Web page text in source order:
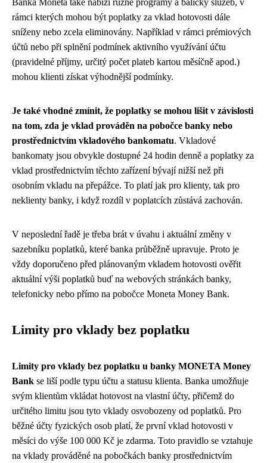
rámci kterých mohou být poplatky za vklad hotovosti dále
sníženy nebo zcela eliminovány. Například v rámci prémiových
účtů nebo při splnění podmínek aktivního využívání účtu
(pravidelné příjmy, určitý počet plateb kartou měsíčně apod.)
mohou klienti získat výhodnější podmínky.
Je také vhodné zmínit, že poplatky se mohou lišit v závislosti
na tom, zda je vklad prováděn na pobočce banky nebo
prostřednictvím vkladového bankomatu. Vkladové
bankomaty jsou obvykle dostupné 24 hodin denně a poplatky za
vklad prostřednictvím těchto zařízení bývají nižší než při
osobním vkladu na přepážce. To platí jak pro klienty, tak pro
neklienty banky, i když rozdíl v poplatcích zůstává zachován.
V neposlední řadě je třeba brát v úvahu i aktuální změny v
sazebníku poplatků, které banka průběžně upravuje. Proto je
vždy doporučeno před plánovaným vkladem hotovosti ověřit
aktuální výši poplatků buď na webových stránkách banky,
telefonicky nebo přímo na pobočce Moneta Money Bank.
Limity pro vklady bez poplatku
Limity pro vklady bez poplatku u banky MONETA Money
Bank se liší podle typu účtu a statusu klienta. Banka umožňuje
svým klientům vkládat hotovost na vlastní účty, přičemž do
určitého limitu jsou tyto vklady osvobozeny od poplatků. Pro
běžné účty fyzických osob platí, že první vklad hotovosti v
měsíci do výše 100 000 Kč je zdarma. Toto pravidlo se vztahuje
na vklady prováděné na pobočkách banky prostřednictvím